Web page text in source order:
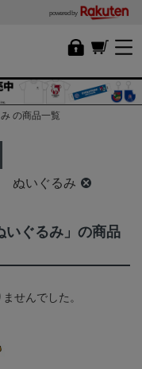
powered by
の商品一覧
ぬいぐるみ
いぐるみ」の商品
せんでした。